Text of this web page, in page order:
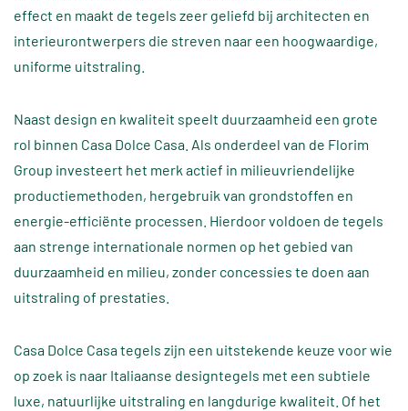
effect en maakt de tegels zeer geliefd bij architecten en
interieurontwerpers die streven naar een hoogwaardige,
uniforme uitstraling.
Naast design en kwaliteit speelt duurzaamheid een grote
rol binnen Casa Dolce Casa. Als onderdeel van de Florim
Group investeert het merk actief in milieuvriendelijke
productiemethoden, hergebruik van grondstoffen en
energie‑efficiënte processen. Hierdoor voldoen de tegels
aan strenge internationale normen op het gebied van
duurzaamheid en milieu, zonder concessies te doen aan
uitstraling of prestaties.
Casa Dolce Casa tegels zijn een uitstekende keuze voor wie
op zoek is naar Italiaanse designtegels met een subtiele
luxe, natuurlijke uitstraling en langdurige kwaliteit. Of het